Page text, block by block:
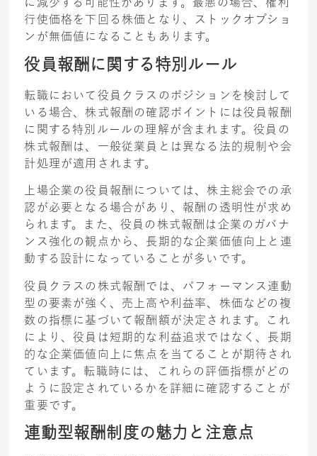
に減少する可能性があります。最悪の場合、権利
行使価格を下回る株価となり、ストックオプショ
ンが無価値になることもあります。
役員報酬に関する特別ルール
転職において役員クラスのポジションを検討して
いる場合、株式報酬の確認ポイントには役員報酬
に関する特別ルールの理解が含まれます。役員の
株式報酬は、一般従業員とは異なる法的規制や会
計処理が適用されます。
上場企業の役員報酬については、株主総会での承
認が必要となる場合があり、報酬の透明性が求め
られます。また、役員の株式報酬は企業のガバナ
ンス強化の観点から、長期的な企業価値向上と連
動する設計になっていることが多いです。
役員クラスの株式報酬では、パフォーマンス連動
型の要素が強く、売上高や利益率、株価などの複
数の指標に基づいて報酬額が決定されます。これ
により、役員は短期的な利益追求ではなく、長期
的な企業価値向上に焦点を当てることが期待され
ています。転職時には、これらの評価指標がどの
ように設定されているかを詳細に確認することが
重要です。
連動型報酬制度の魅力と注意点